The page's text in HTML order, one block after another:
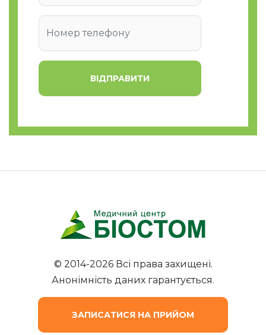
під час вагітності та годування малюка
грудьми;
після закінчення ортодонтичного
лікування з використанням
спецконструкцій;
недостатнім рівнем кальцію і фтору в
підвищена чутливість зубів, вроджена
Протипоказання
Основна причина неприпустимість
непереносимість компонентів препаратів, які
беруть участь у процедурі. При схильності до
прояву алергічних реакцій на
медикаментозні і фторвмісні препарати,
пацієнт повинен попередити стоматолога.
ВІДПРАВИТИ
© 2014-2026 Всі права захищені.
Анонімність даних гарантується.
ЗАПИСАТИСЯ НА ПРИЙОМ